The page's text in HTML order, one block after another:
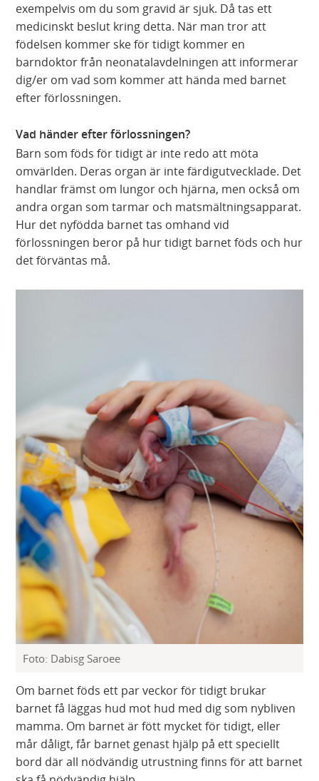
exempelvis om du som gravid är sjuk. Då tas ett
medicinskt beslut kring detta. När man tror att
födelsen kommer ske för tidigt kommer en
barndoktor från neonatalavdelningen att informerar
dig/er om vad som kommer att hända med barnet
efter förlossningen.
Vad händer efter förlossningen?
Barn som föds för tidigt är inte redo att möta
omvärlden. Deras organ är inte färdigutvecklade. Det
handlar främst om lungor och hjärna, men också om
andra organ som tarmar och matsmältningsapparat.
Hur det nyfödda barnet tas omhand vid
förlossningen beror på hur tidigt barnet föds och hur
det förväntas må.
Foto: Dabisg Saroee
Om barnet föds ett par veckor för tidigt brukar
barnet få läggas hud mot hud med dig som nybliven
mamma. Om barnet är fött mycket för tidigt, eller
mår dåligt, får barnet genast hjälp på ett speciellt
bord där all nödvändig utrustning finns för att barnet